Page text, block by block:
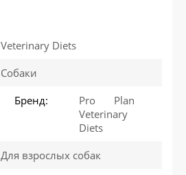
Veterinary Diets
Собаки
Бренд:
Pro Plan
Veterinary
Diets
Для взрослых собак